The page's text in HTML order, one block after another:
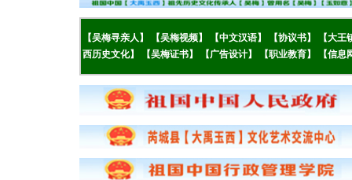
【吴梅寻亲人】 【吴梅视频】 【中文汉语】 【协议书】 【大王
西历史文化】
【吴梅证书】 【广告设计】 【职业教育】 【信息